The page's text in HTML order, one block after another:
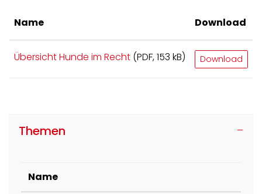
Name Download
Übersicht Hunde im Recht (PDF, 153 kB) Download
Themen
Name